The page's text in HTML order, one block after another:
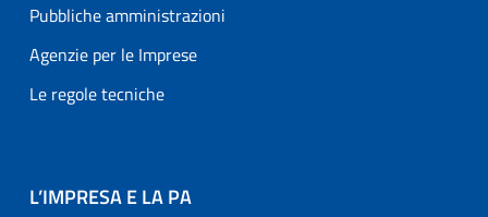
Pubbliche amministrazioni
Agenzie per le Imprese
Le regole tecniche
L’IMPRESA E LA PA